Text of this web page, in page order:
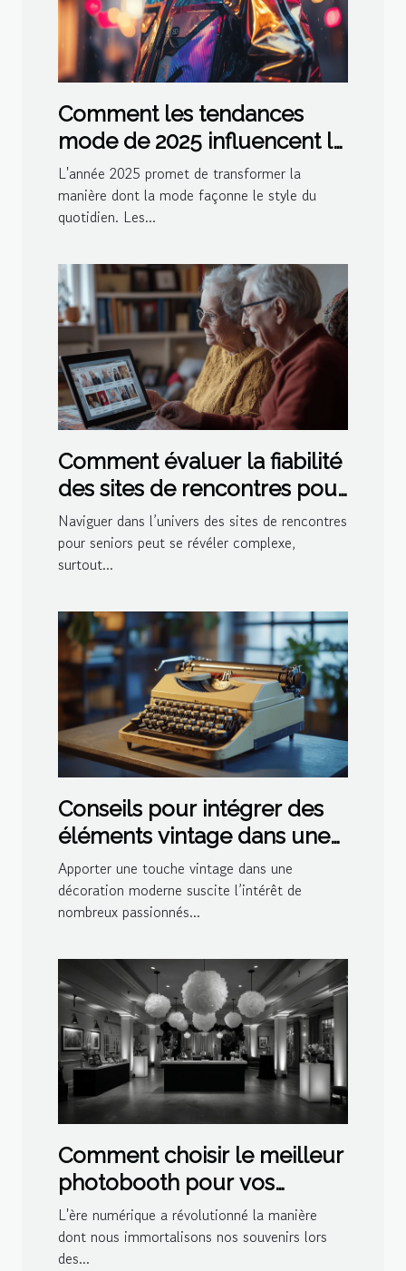
Comment les tendances
mode de 2025 influencent le
style quotidien
L'année 2025 promet de transformer la
manière dont la mode façonne le style du
quotidien. Les...
Comment évaluer la fiabilité
des sites de rencontres pour
seniors
Naviguer dans l’univers des sites de rencontres
pour seniors peut se révéler complexe,
surtout...
Conseils pour intégrer des
éléments vintage dans une
décoration moderne
Apporter une touche vintage dans une
décoration moderne suscite l’intérêt de
nombreux passionnés...
Comment choisir le meilleur
photobooth pour vos
événements spéciaux
L'ère numérique a révolutionné la manière
dont nous immortalisons nos souvenirs lors
des...